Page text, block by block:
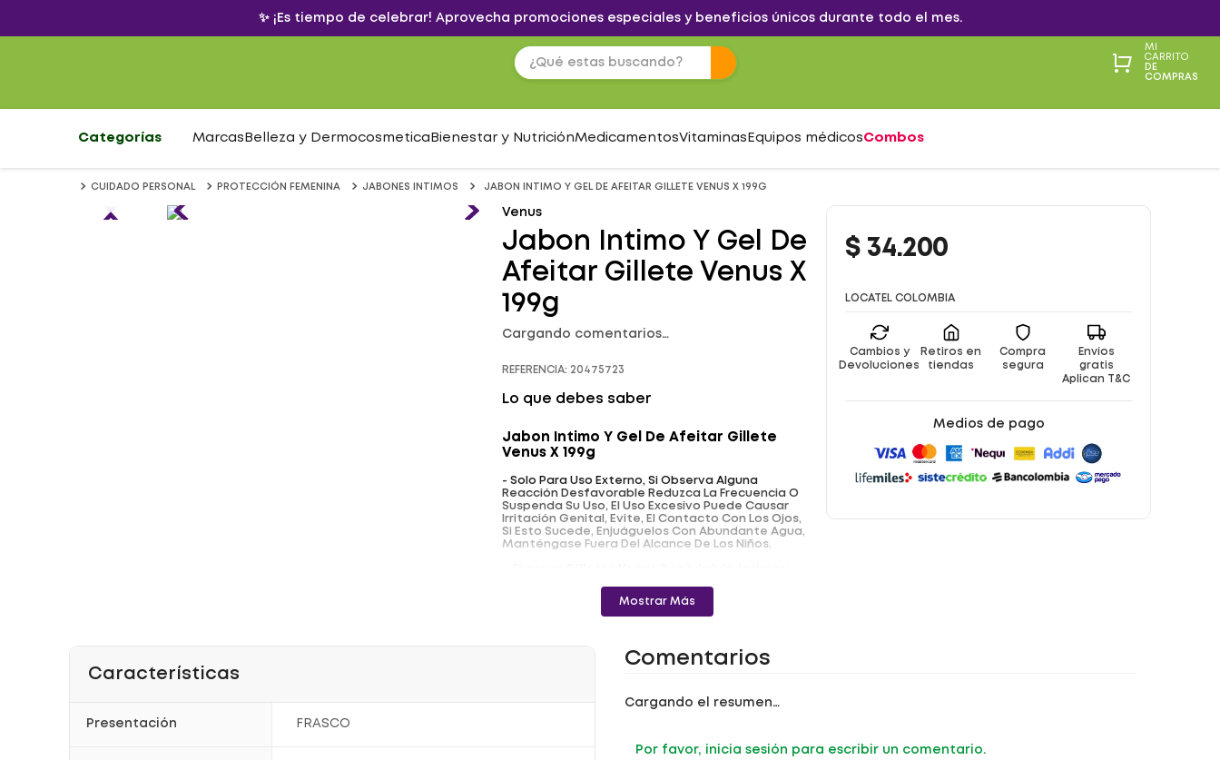
✨ ¡Es tiempo de celebrar! Aprovecha promociones especiales y beneficios únicos durante todo el mes.
MI
CARRITO
DE
COMPRAS
Categorías Marcas Belleza y Dermocosmetica Bienestar y NutriciónMedicamentosVitaminas Equipos médicosCombos
CUIDADO PERSONAL PROTECCIÓN FEMENINA JABONES INTIMOS JABON INTIMO Y GEL DE AFEITAR GILLETE VENUS X 199G
Venus
Jabon Intimo Y Gel De
Afeitar Gillete Venus X
199g
Cargando comentarios…
REFERENCIA: 20475723
Lo que debes saber
Jabon Intimo Y Gel De Afeitar Gillete
Venus X 199g
- Solo Para Uso Externo, Si Observa Alguna
Reacción Desfavorable Reduzca La Frecuencia O
Suspenda Su Uso, El Uso Excesivo Puede Causar
Irritación Genital, Evite, El Contacto Con Los Ojos,
Si Esto Sucede, Enjuáguelos Con Abundante Agua,
Manténgase Fuera Del Alcance De Los Niños.
diseñado para uso a diario o durante el afeitado.
Úselo a diario como Jabón Íntimo, ya que su
siliconas. Además, puede utilizarlo mientras te
afeitas para proteger tu piel: su fórmula
ginecológicamente testeado. Para resultados
increíbles, utilice la línea completa Venus Especial
Mostrar Más
$ 34.200
LOCATEL COLOMBIA
Cambios y
Devoluciones
Retiros en
tiendas
Compra
segura
Envíos
gratis
Aplican T&C
Medios de pago
Características
Presentación FRASCO
Comentarios
Cargando el resumen…
Por favor, inicia sesión para escribir un comentario.